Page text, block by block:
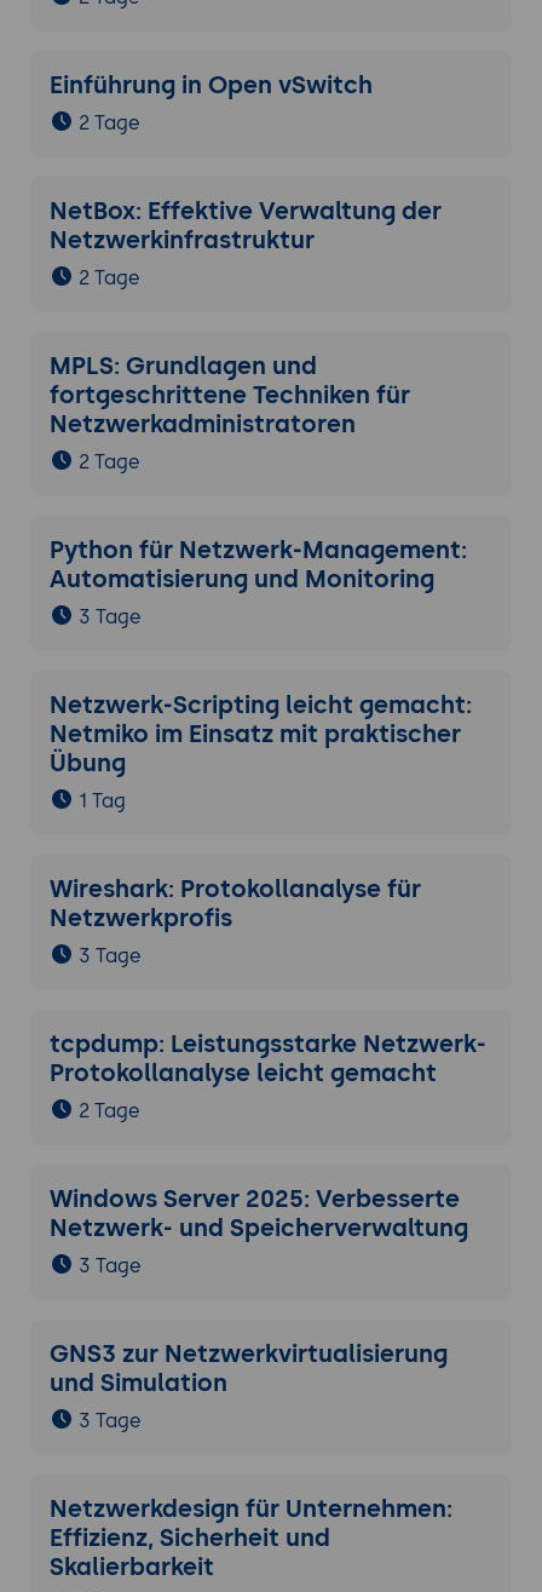
Einführung in Open vSwitch
2 Tage
NetBox: Effektive Verwaltung der
Netzwerkinfrastruktur
2 Tage
MPLS: Grundlagen und
fortgeschrittene Techniken für
Netzwerkadministratoren
2 Tage
Python für Netzwerk-Management:
Automatisierung und Monitoring
3 Tage
Netzwerk-Scripting leicht gemacht:
Netmiko im Einsatz mit praktischer
Übung
1 Tag
Wireshark: Protokollanalyse für
Netzwerkprofis
3 Tage
tcpdump: Leistungsstarke Netzwerk-
Protokollanalyse leicht gemacht
2 Tage
Windows Server 2025: Verbesserte
Netzwerk- und Speicherverwaltung
3 Tage
GNS3 zur Netzwerkvirtualisierung
und Simulation
3 Tage
Netzwerkdesign für Unternehmen:
Effizienz, Sicherheit und
Skalierbarkeit